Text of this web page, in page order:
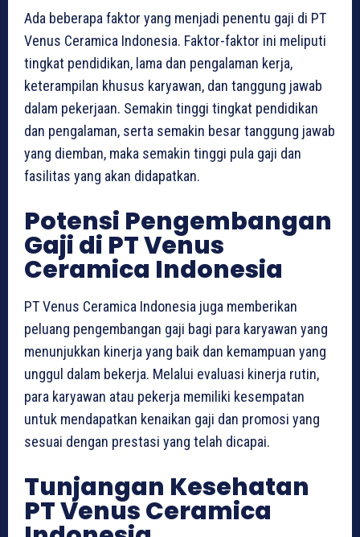
Ada beberapa faktor yang menjadi penentu gaji di PT
Venus Ceramica Indonesia. Faktor-faktor ini meliputi
tingkat pendidikan, lama dan pengalaman kerja,
keterampilan khusus karyawan, dan tanggung jawab
dalam pekerjaan. Semakin tinggi tingkat pendidikan
dan pengalaman, serta semakin besar tanggung jawab
yang diemban, maka semakin tinggi pula gaji dan
fasilitas yang akan didapatkan.
Potensi Pengembangan
Gaji di PT Venus
Ceramica Indonesia
PT Venus Ceramica Indonesia juga memberikan
peluang pengembangan gaji bagi para karyawan yang
menunjukkan kinerja yang baik dan kemampuan yang
unggul dalam bekerja. Melalui evaluasi kinerja rutin,
para karyawan atau pekerja memiliki kesempatan
untuk mendapatkan kenaikan gaji dan promosi yang
sesuai dengan prestasi yang telah dicapai.
Tunjangan Kesehatan
PT Venus Ceramica